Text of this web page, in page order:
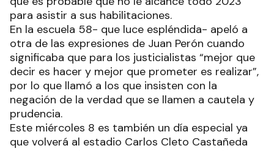
para asistir a sus habilitaciones.
En la escuela 58- que luce espléndida- apeló a
otra de las expresiones de Juan Perón cuando
significaba que para los justicialistas “mejor que
decir es hacer y mejor que prometer es realizar”,
por lo que llamó a los que insisten con la
negación de la verdad que se llamen a cautela y
prudencia.
Este miércoles 8 es también un día especial ya
que volverá al estadio Carlos Cleto Castañeda